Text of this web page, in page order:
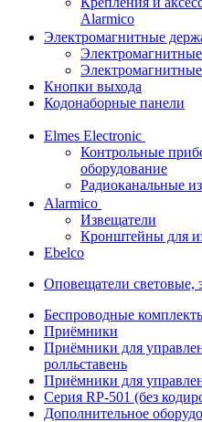
Alarmico
Электромагнитные
Кнопки выхода
Кодонаборные панели
Elmes Electronic
Контрольные
оборудование
Радиоканальные
Alarmico
Извещатели
Кронштейны для
Ebelco
Оповещатели световые,
Беспроводные
Приёмники
Приёмники для
ролльставень
Приёмники для
Серия RP-501 (без
Дополнительное